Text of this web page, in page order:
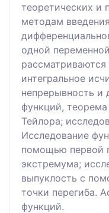
теоретических и
методам
одной
интегральное
непрерывность и
функций,
Тейлора;
Исследование
помощью первой
экстремума;
выпуклость с
точки перегиба.
функций.